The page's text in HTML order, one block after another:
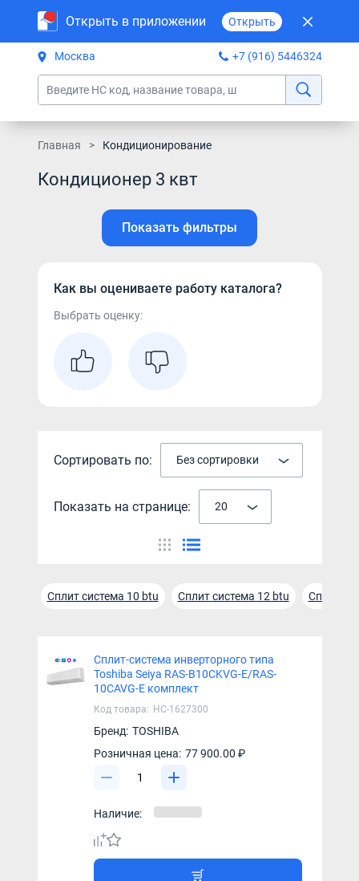
Открыть в приложении Открыть
Москва +7 (916) 5446324
Главная Кондиционирование
Кондиционер 3 квт
Показать фильтры
Как вы оцениваете работу каталога?
Выбрать оценку:
Сортировать по: Без сортировки
Показать на странице: 20
Сплит система 10 btu Сплит система 12 btu Cплит
Сплит-система инверторного типа
Toshiba Seiya RAS-B10CKVG-E/RAS-
10CAVG-E комплект
Код товара: НС-1627300
Бренд: TOSHIBA
Розничная цена: 77 900.00 ₽
Наличие: